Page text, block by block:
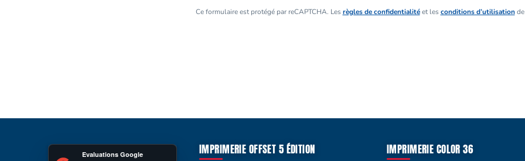
Ce formulaire est protégé par reCAPTCHA. Les règles de confidentialitéet les conditions d’utilisationde
Evaluations Google IMPRIMERIE OFFSET 5 ÉDITION IMPRIMERIE COLOR 36